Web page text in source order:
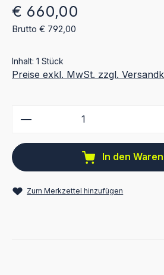
Regulärer Preis:
€ 660,00
Brutto € 792,00
Inhalt: 1 Stück
Preise exkl. MwSt. zzgl.
Produkt Anzahl: Gib den
In den
Zum Merkzettel hinzufügen